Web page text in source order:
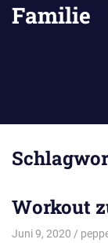
Familie
Workout
Juni 9, 2020